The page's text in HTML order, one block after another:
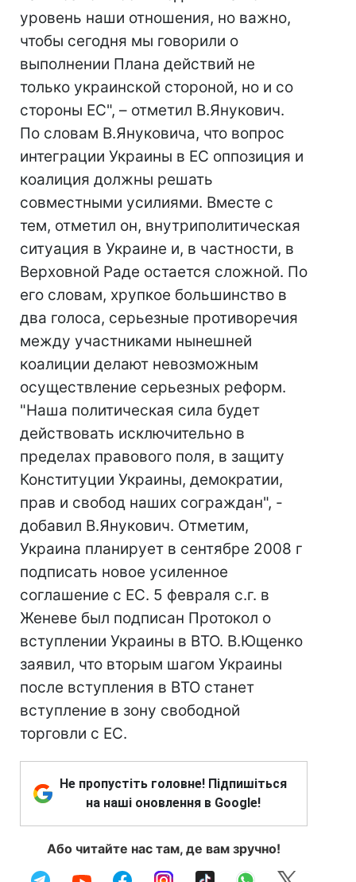
уровень наши отношения, но важно,
чтобы сегодня мы говорили о
выполнении Плана действий не
только украинской стороной, но и со
стороны ЕС", – отметил В.Янукович.
По словам В.Януковича, что вопрос
интеграции Украины в ЕС оппозиция и
коалиция должны решать
совместными усилиями. Вместе с
тем, отметил он, внутриполитическая
ситуация в Украине и, в частности, в
Верховной Раде остается сложной. По
его словам, хрупкое большинство в
два голоса, серьезные противоречия
между участниками нынешней
коалиции делают невозможным
осуществление серьезных реформ.
"Наша политическая сила будет
действовать исключительно в
пределах правового поля, в защиту
Конституции Украины, демократии,
прав и свобод наших сограждан", -
добавил В.Янукович. Отметим,
Украина планирует в сентябре 2008 г
подписать новое усиленное
соглашение с ЕС. 5 февраля с.г. в
Женеве был подписан Протокол о
вступлении Украины в ВТО. В.Ющенко
заявил, что вторым шагом Украины
после вступления в ВТО станет
вступление в зону свободной
торговли с ЕС.
Не пропустіть головне! Підпишіться
на наші оновлення в Google!
Або читайте нас там, де вам зручно!